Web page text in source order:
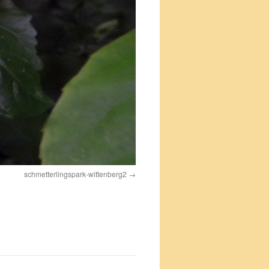
schmetterlingspark-wittenberg2